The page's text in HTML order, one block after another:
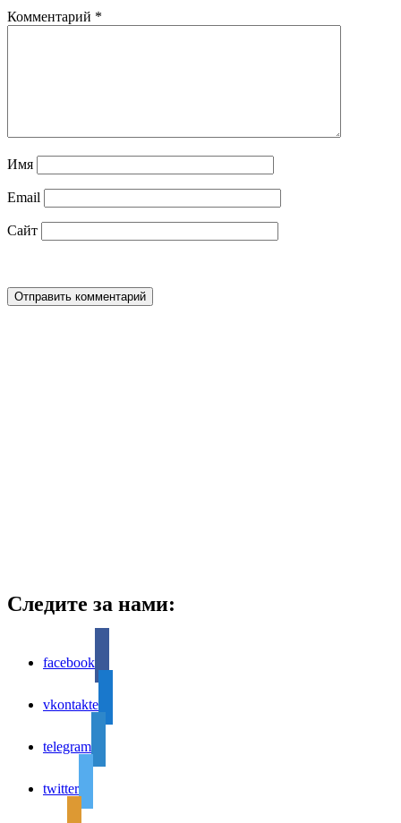
Комментарий *
Имя
Email
Сайт
Следите за нами:
facebook
vkontakte
telegram
twitter